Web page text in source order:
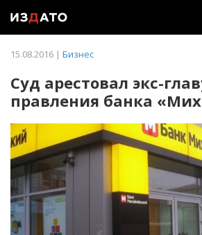
15.08.2016 | Бизнес
Суд арестовал экс-
правления банка